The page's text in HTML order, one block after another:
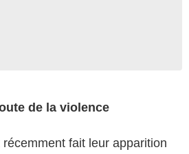
de la violence
fait leur apparition